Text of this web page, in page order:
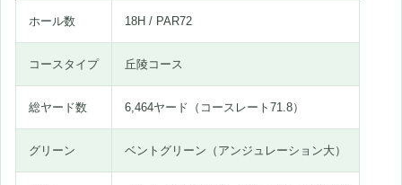
ホール数 18H / PAR72
コースタイプ 丘陵コース
総ヤード数 6,464ヤード（コースレート71.8）
グリーン ベントグリーン（アンジュレーション大）